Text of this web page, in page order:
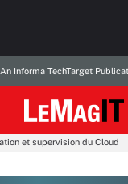
An Informa TechTarget
et supervision du Cloud